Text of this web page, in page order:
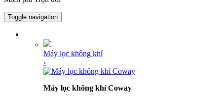
Toggle navigation
Máy lọc không khí
›
Máy lọc không khí Coway